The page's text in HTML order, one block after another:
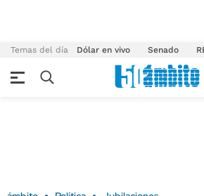
Temas del día Dólar en vivo Senado